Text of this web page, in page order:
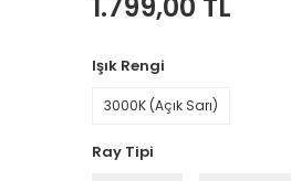
Işık Rengi
3000K (Açık Sarı)
Ray Tipi